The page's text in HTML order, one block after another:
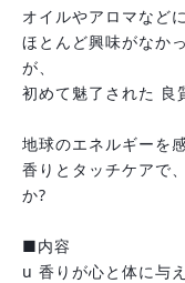
オイルやアロマなどに
ほとんど興味がなか
が、
初めて魅了された 良
地球のエネルギーを
香りとタッチケアで
か?
■内容
u 香りが心と体に与